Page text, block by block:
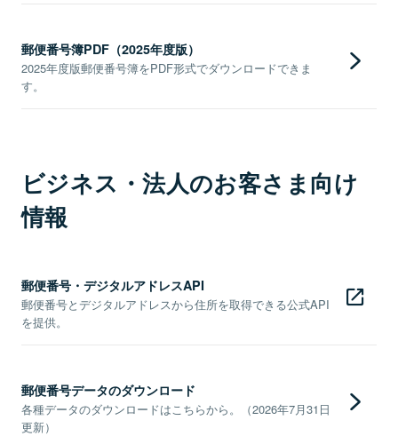
郵便番号簿PDF（2025年度版）
2025年度版郵便番号簿をPDF形式でダウンロードできま
す。
ビジネス・法人のお客さま向け
情報
郵便番号・デジタルアドレスAPI
郵便番号とデジタルアドレスから住所を取得できる公式API
を提供。
郵便番号データのダウンロード
各種データのダウンロードはこちらから。（2026年7月31日
更新）